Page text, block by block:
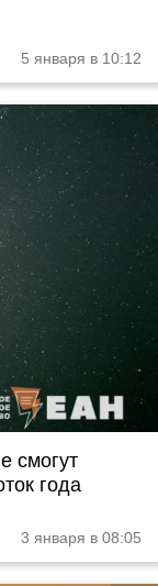
5 января в 10:12
смогут
года
3 января в 08:05